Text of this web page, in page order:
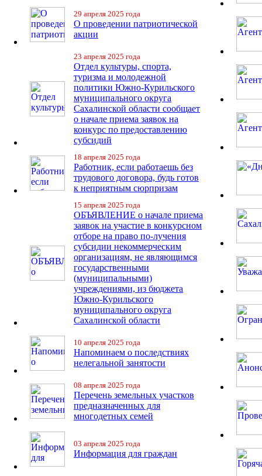
29 апреля 2025 года
О проведении патриотической
акции
23 апреля 2025 года
Отдел культуры, спорта,
туризма и молодежной
политики Южно-Курильского
муниципального округа
Сахалинской области сообщает
о начале приема заявок на
конкурс по предоставлению
субсидий
18 апреля 2025 года
Работник, если работаешь без
трудового договора, будь готов
к неприятным сюрпризам
15 апреля 2025 года
ОБЪЯВЛЕНИЕ о начале приема
заявок на участие в конкурсном
отборе на право по-лучения
субсидии некоммерческим
организациям, не являющимся
государственными
(муниципальными)
учреждениями, из бюджета
Южно-Курильского
муниципального округа
Сахалинской области
10 апреля 2025 года
Напоминаем о последствиях
нелегальной занятости
08 апреля 2025 года
Перечень земельных участков
предназначенных для
многодетных семей
03 апреля 2025 года
Информация для граждан